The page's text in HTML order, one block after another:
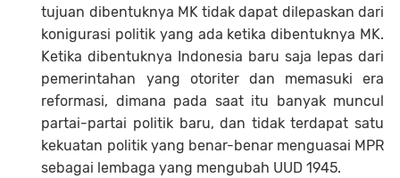
tujuan dibentuknya MK tidak dapat dilepaskan dari
konigurasi politik yang ada ketika dibentuknya MK.
Ketika dibentuknya Indonesia baru saja lepas dari
pemerintahan yang otoriter dan memasuki era
reformasi, dimana pada saat itu banyak muncul
partai-partai politik baru, dan tidak terdapat satu
kekuatan politik yang benar-benar menguasai MPR
sebagai lembaga yang mengubah UUD 1945.